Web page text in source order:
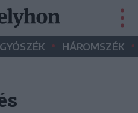
• HÁROMSZÉK •